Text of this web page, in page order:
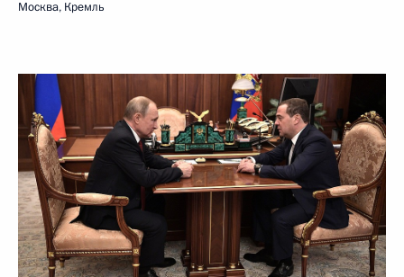
Москва, Кремль